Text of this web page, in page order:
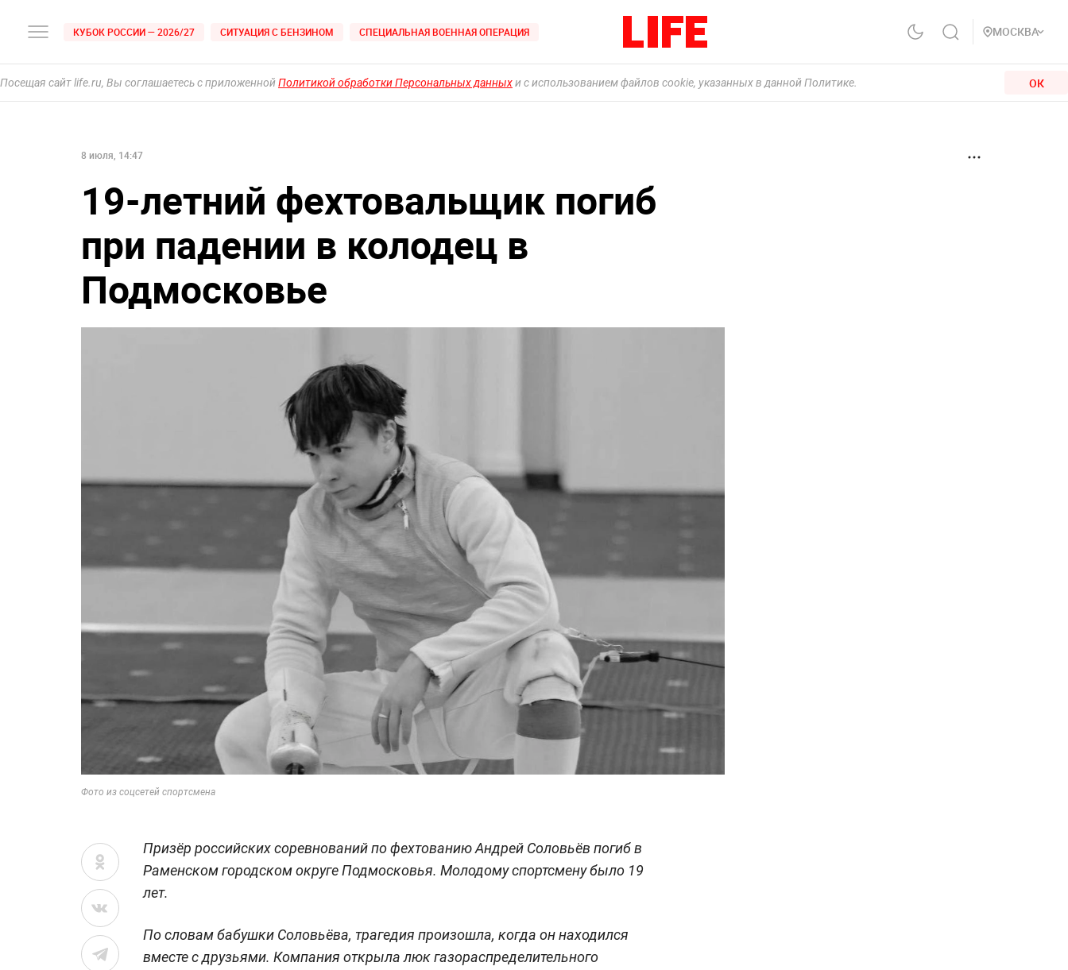
КУБОК РОССИИ — 2026/27 СИТУАЦИЯ С БЕНЗИНОМ СПЕЦИАЛЬНАЯ ВОЕННАЯ ОПЕРАЦИЯ МОСКВА
Посещая сайт life.ru, Вы соглашаетесь с приложеннойПолитикой обработки Персональных данныхи с использованием файлов cookie, указанных в данной Политике. ОК
8 июля, 14:47
19-летний фехтовальщик погиб
при падении в колодец в
Подмосковье
Фото из соцсетей спортсмена
Призёр российских соревнований по фехтованию Андрей Соловьёв погиб в
Раменском городском округе Подмосковья. Молодому спортсмену было 19
лет.
По словам бабушки Соловьёва, трагедия произошла, когда он находился
вместе с друзьями. Компания открыла люк газораспределительного